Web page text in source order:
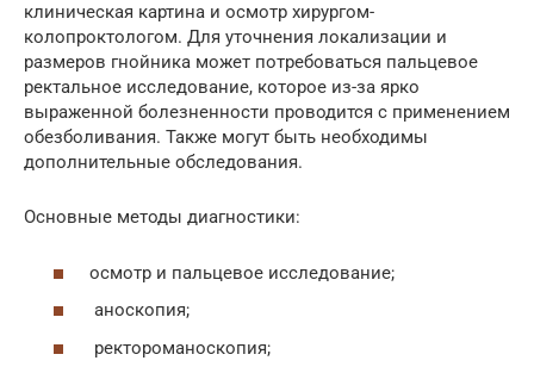
клиническая картина и осмотр хирургом-
колопроктологом. Для уточнения локализации и
размеров гнойника может потребоваться пальцевое
ректальное исследование, которое из-за ярко
выраженной болезненности проводится с применением
обезболивания. Также могут быть необходимы
дополнительные обследования.
Основные методы диагностики:
осмотр и пальцевое исследование;
аноскопия;
ректороманоскопия;